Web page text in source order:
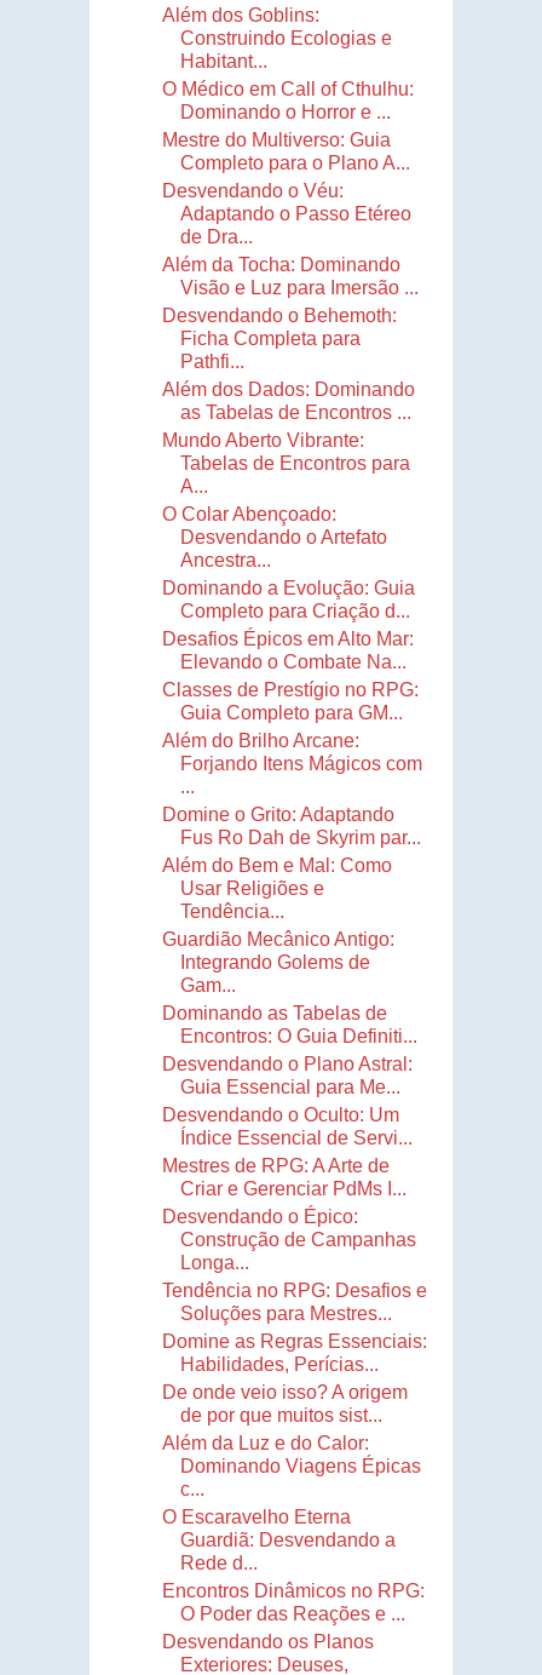
Além dos Goblins:
Construindo Ecologias e
Habitant...
O Médico em Call of Cthulhu:
Dominando o Horror e ...
Mestre do Multiverso: Guia
Completo para o Plano A...
Desvendando o Véu:
Adaptando o Passo Etéreo
de Dra...
Além da Tocha: Dominando
Visão e Luz para Imersão ...
Desvendando o Behemoth:
Ficha Completa para
Pathfi...
Além dos Dados: Dominando
as Tabelas de Encontros ...
Mundo Aberto Vibrante:
Tabelas de Encontros para
A...
O Colar Abençoado:
Desvendando o Artefato
Ancestra...
Dominando a Evolução: Guia
Completo para Criação d...
Desafios Épicos em Alto Mar:
Elevando o Combate Na...
Classes de Prestígio no RPG:
Guia Completo para GM...
Além do Brilho Arcane:
Forjando Itens Mágicos com
...
Domine o Grito: Adaptando
Fus Ro Dah de Skyrim par...
Além do Bem e Mal: Como
Usar Religiões e
Tendência...
Guardião Mecânico Antigo:
Integrando Golems de
Gam...
Dominando as Tabelas de
Encontros: O Guia Definiti...
Desvendando o Plano Astral:
Guia Essencial para Me...
Desvendando o Oculto: Um
Índice Essencial de Servi...
Mestres de RPG: A Arte de
Criar e Gerenciar PdMs I...
Desvendando o Épico:
Construção de Campanhas
Longa...
Tendência no RPG: Desafios e
Soluções para Mestres...
Domine as Regras Essenciais:
Habilidades, Perícias...
De onde veio isso? A origem
de por que muitos sist...
Além da Luz e do Calor:
Dominando Viagens Épicas
c...
O Escaravelho Eterna
Guardiã: Desvendando a
Rede d...
Encontros Dinâmicos no RPG:
O Poder das Reações e ...
Desvendando os Planos
Exteriores: Deuses,